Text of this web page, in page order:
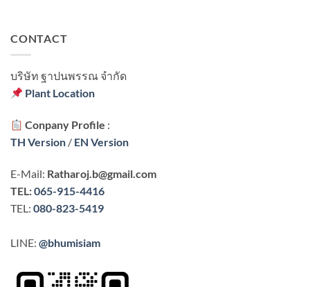
CONTACT
บริษัท ฐาปนพรรณ จํากัด
Plant Location
Conpany Profile :
TH Version / EN Version
E-Mail: Ratharoj.b@gmail.com
TEL:065-915-4416
TEL: 080-823-5419
LINE: @bhumisiam